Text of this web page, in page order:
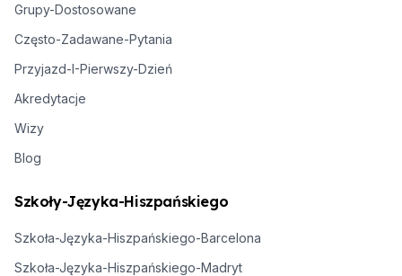
Grupy-Dostosowane
Często-Zadawane-Pytania
Przyjazd-I-Pierwszy-Dzień
Akredytacje
Wizy
Blog
Szkoły-Języka-Hiszpańskiego
Szkoła-Języka-Hiszpańskiego-Barcelona
Szkoła-Języka-Hiszpańskiego-Madryt